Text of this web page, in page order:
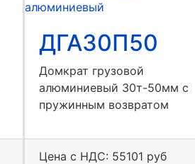
ДГА30П50
Домкрат грузовой
алюминиевый 30т-50мм с
пружинным возвратом
Цена с НДС: 55101 руб